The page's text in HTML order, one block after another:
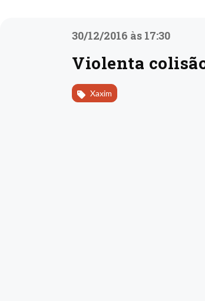
30/12/2016 às 17:30
Violenta
Xaxim